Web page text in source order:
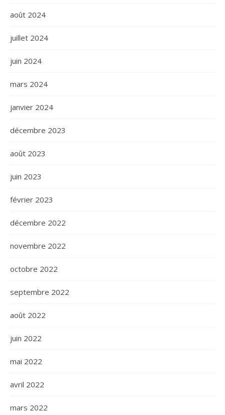
août 2024
juillet 2024
juin 2024
mars 2024
janvier 2024
décembre 2023
août 2023
juin 2023
février 2023
décembre 2022
novembre 2022
octobre 2022
septembre 2022
août 2022
juin 2022
mai 2022
avril 2022
mars 2022